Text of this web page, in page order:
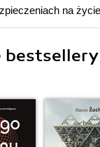
na
bestsellery